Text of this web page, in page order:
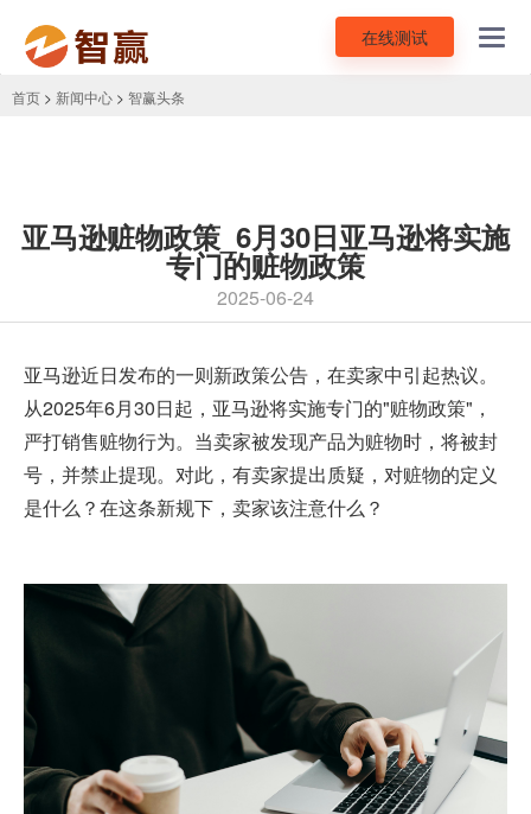
在线测试
首页 > 新闻中心 > 智赢头条
亚马逊赃物政策_6月30日亚马逊将实施
专门的赃物政策
2025-06-24
亚马逊近日发布的一则新政策公告，在卖家中引起热议。
从2025年6月30日起，亚马逊将实施专门的"赃物政策"，
严打销售赃物行为。当卖家被发现产品为赃物时，将被封
号，并禁止提现。对此，有卖家提出质疑，对赃物的定义
是什么？在这条新规下，卖家该注意什么？